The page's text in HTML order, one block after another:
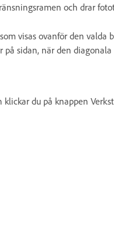
och drar
visas ovanför den valda
sidan, när den
du på knappen